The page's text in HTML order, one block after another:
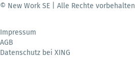
© New Work SE | Alle Rechte vorbehalten
Impressum
AGB
Datenschutz bei XING